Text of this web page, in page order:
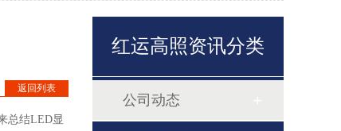
返回列表
总结LED显
红运高照资讯分类
公司动态